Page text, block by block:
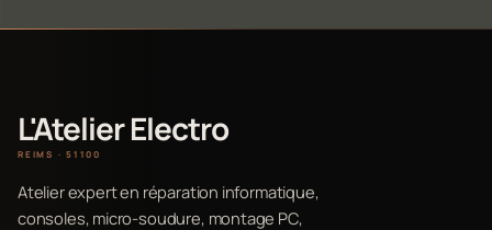
L'Atelier Electro
REIMS · 51100
Atelier expert en réparation informatique,
consoles, micro-soudure, montage PC,